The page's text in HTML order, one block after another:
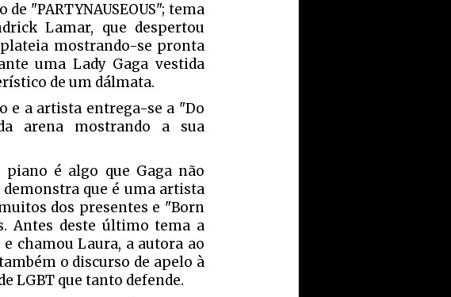
"PARTYNAUSEOUS"; tema
Lamar, que despertou
mostrando-se pronta
uma Lady Gaga vestida
de um dálmata.
e a artista entrega-se a "Do
arena mostrando a sua
é algo que Gaga não
que é uma artista
dos presentes e "Born
Antes deste último tema a
chamou Laura, a autora ao
o discurso de apelo à
LGBT que tanto defende.